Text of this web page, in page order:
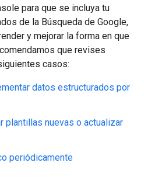
para que se incluya tu
de la Búsqueda de Google,
y mejorar la forma en que
que revises
casos:
datos estructurados por
plantillas nuevas o actualizar
periódicamente